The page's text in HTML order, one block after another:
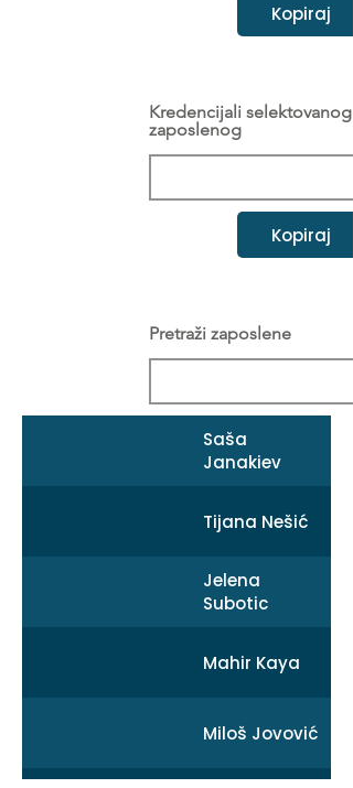
Kopiraj
Kredencijali selektovanog
zaposlenog
Kopiraj
Pretraži zaposlene
Saša
Janakiev
Tijana Nešić
Jelena
Subotic
Mahir Kaya
Miloš Jovović